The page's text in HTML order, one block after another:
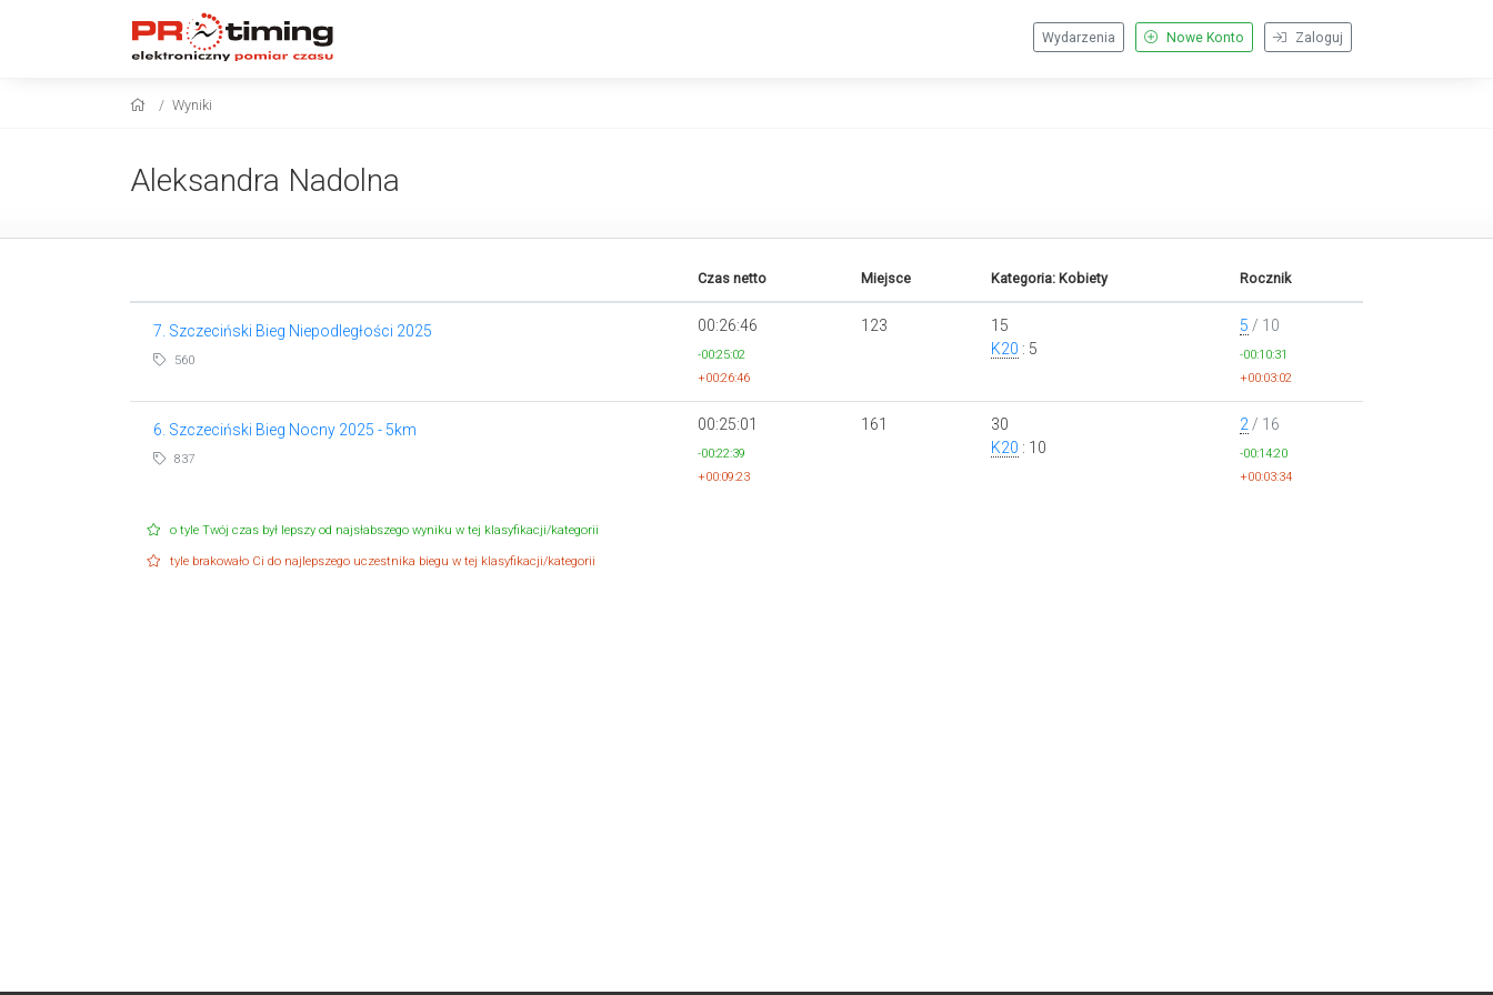
Zaloguj
Nowe Konto
Wydarzenia
Wyniki
Aleksandra Nadolna
Czas netto Miejsce Kategoria: Kobiety Rocznik
7. Szczeciński Bieg Niepodległości 2025
560
00:26:46
-00:25:02
+00:26:46
123
15
K20 : 5
5 / 10
-00:10:31
+00:03:02
6. Szczeciński Bieg Nocny 2025 - 5km
837
00:25:01
-00:22:39
+00:09:23
161
30
K20 : 10
2 / 16
-00:14:20
+00:03:34
o tyle Twój czas był lepszy od najsłabszego wyniku w tej klasyfikacji/kategorii
tyle brakowało Ci do najlepszego uczestnika biegu w tej klasyfikacji/kategorii